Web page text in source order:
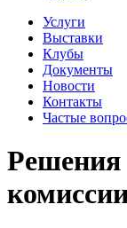
Услуги
Выставки
Клубы
Документы
Новости
Контакты
Частые
Решения